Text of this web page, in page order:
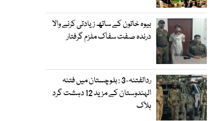
بیوہ خاتون کے ساتھ زیادتی کرنے والا
درندہ صفت سفاک ملزم گرفتار
ردالفتنہ-3 : بلوچستان میں فتنہ
الہندوستان کے مزید 12 دہشت گرد
ہلاک